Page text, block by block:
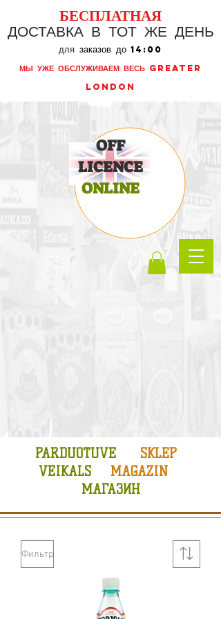
OFF
LICENCE
ONLINE
PARDUOTUVE
SKLEP
VEIKALS
MAGAZIN
МАГАЗИН
БЕСПЛАТНАЯ
ДОСТАВКА В ТОТ ЖЕ ДЕНЬ
для заказов до 14:00
МЫ УЖЕ ОБСЛУЖИВАЕМ ВЕСЬ GREATER
LONDON
Фильтр